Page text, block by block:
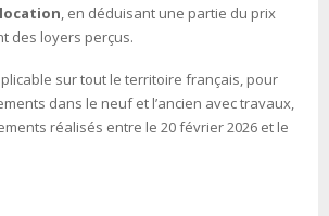
, en déduisant une partie du prix
des loyers perçus.
sur tout le territoire français, pour
dans le neuf et l’ancien avec travaux,
réalisés entre le 20 février 2026 et le